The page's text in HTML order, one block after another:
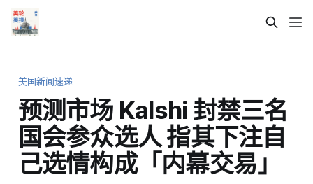
美国新闻速递
预测市场 Kalshi 封禁三名
国会参众选人 指其下注自
己选情构成「内幕交易」